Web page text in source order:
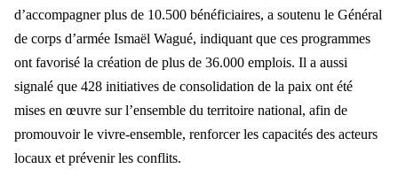
d’accompagner plus de 10.500 bénéficiaires, a soutenu le Général
de corps d’armée Ismaël Wagué, indiquant que ces programmes
ont favorisé la création de plus de 36.000 emplois. Il a aussi
signalé que 428 initiatives de consolidation de la paix ont été
mises en œuvre sur l’ensemble du territoire national, afin de
promouvoir le vivre-ensemble, renforcer les capacités des acteurs
locaux et prévenir les conflits.